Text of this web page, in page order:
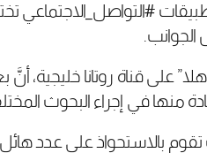
هلا” على قناة روتانا
منها في إجراء البحوث
تقوم بالاستحواذ على عدد